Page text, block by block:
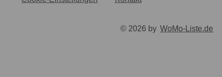
© 2026 by WoMo-Liste.de